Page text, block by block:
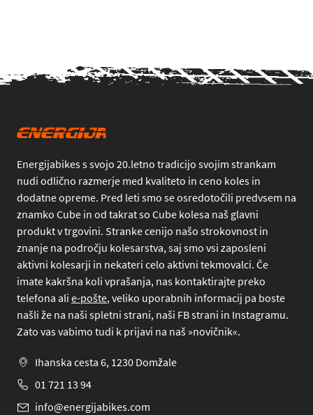
Energijabikes s svojo 20.letno tradicijo svojim strankam
nudi odlično razmerje med kvaliteto in ceno koles in
dodatne opreme. Pred leti smo se osredotočili predvsem na
znamko Cube in od takrat so Cube kolesa naš glavni
produkt v trgovini. Stranke cenijo našo strokovnost in
znanje na področju kolesarstva, saj smo vsi zaposleni
aktivni kolesarji in nekateri celo aktivni tekmovalci. Če
imate kakršna koli vprašanja, nas kontaktirajte preko
telefona ali e-pošte, veliko uporabnih informacij pa boste
našli že na naši spletni strani, naši FB strani in Instagramu.
Zato vas vabimo tudi k prijavi na naš »novičnik«.
Ihanska cesta 6, 1230 Domžale
01 721 13 94
info@energijabikes.com